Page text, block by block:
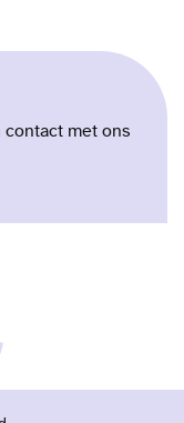
contact met ons